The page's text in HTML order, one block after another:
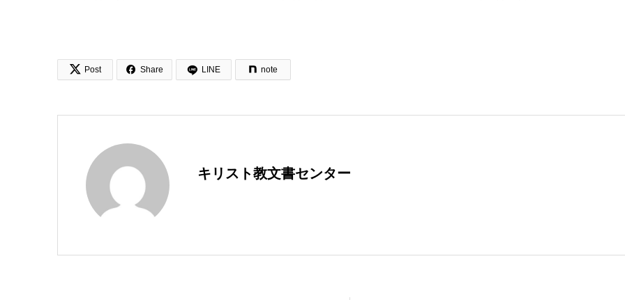
 Post  Share LINE note
キリスト教文書センター